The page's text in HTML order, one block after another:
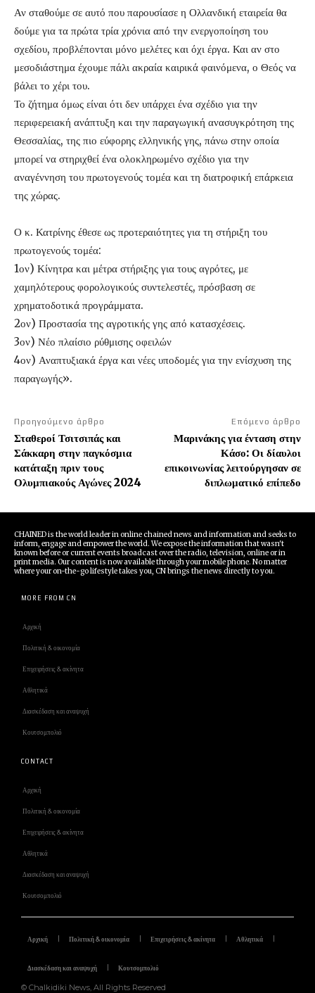
Αν σταθούμε σε αυτό που παρουσίασε η Ολλανδική εταιρεία θα
δούμε για τα πρώτα τρία χρόνια από την ενεργοποίηση του
σχεδίου, προβλέπονται μόνο μελέτες και όχι έργα. Και αν στο
μεσοδιάστημα έχουμε πάλι ακραία καιρικά φαινόμενα, ο Θεός να
βάλει το χέρι του.
Το ζήτημα όμως είναι ότι δεν υπάρχει ένα σχέδιο για την
περιφερειακή ανάπτυξη και την παραγωγική ανασυγκρότηση της
Θεσσαλίας, της πιο εύφορης ελληνικής γης, πάνω στην οποία
μπορεί να στηριχθεί ένα ολοκληρωμένο σχέδιο για την
αναγέννηση του πρωτογενούς τομέα και τη διατροφική επάρκεια
της χώρας.
Ο κ. Κατρίνης έθεσε ως προτεραιότητες για τη στήριξη του
πρωτογενούς τομέα:
1ον) Κίνητρα και μέτρα στήριξης για τους αγρότες, με
χαμηλότερους φορολογικούς συντελεστές, πρόσβαση σε
χρηματοδοτικά προγράμματα.
2ον) Προστασία της αγροτικής γης από κατασχέσεις.
3ον) Νέο πλαίσιο ρύθμισης οφειλών
4ον) Αναπτυξιακά έργα και νέες υποδομές για την ενίσχυση της
παραγωγής».
Προηγούμενο άρθρο
Σταθεροί Τσιτσιπάς και
Σάκκαρη στην παγκόσμια
κατάταξη πριν τους
Ολυμπιακούς Αγώνες 2024
Επόμενο άρθρο
Μαρινάκης για ένταση στην
Κάσο: Οι δίαυλοι
επικοινωνίας λειτούργησαν σε
διπλωματικό επίπεδο
CHAINED is the world leader in online chained news and information and seeks to
inform, engage and empower the world. We expose the information that wasn't
known before or current events broadcast over the radio, television, online or in
print media. Our content is now available through your mobile phone. No matter
where your on-the-go lifestyle takes you, CN brings the news directly to you.
MORE FROM CN
Αρχική
Πολιτική & οικονομία
Επιχειρήσεις & ακίνητα
Αθλητικά
Διασκέδαση και αναψυχή
Κουτσομπολιό
CONTACT
Αρχική
Πολιτική & οικονομία
Επιχειρήσεις & ακίνητα
Αθλητικά
Διασκέδαση και αναψυχή
Κουτσομπολιό
Αρχική Πολιτική & οικονομία Επιχειρήσεις & ακίνητα Αθλητικά
Διασκέδαση και αναψυχή Κουτσομπολιό
© Chalkidiki News, All Rights Reserved